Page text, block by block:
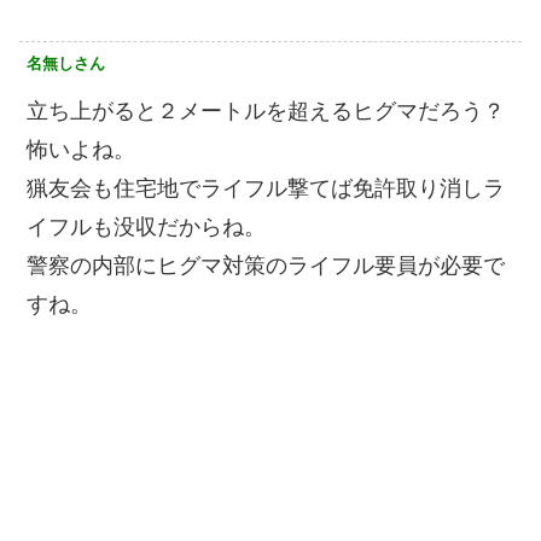
名無しさん
立ち上がると２メートルを超えるヒグマだろう？
怖いよね。
猟友会も住宅地でライフル撃てば免許取り消しラ
イフルも没収だからね。
警察の内部にヒグマ対策のライフル要員が必要で
すね。